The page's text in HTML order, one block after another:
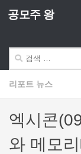
Skip to content
공모주 왕
리포트 뉴스
엑시콘
와 메모리